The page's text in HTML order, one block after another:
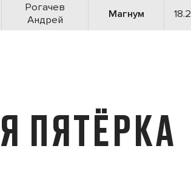
Рогачев
Андрей
Магнум 18.2
ПЯТЁРКА